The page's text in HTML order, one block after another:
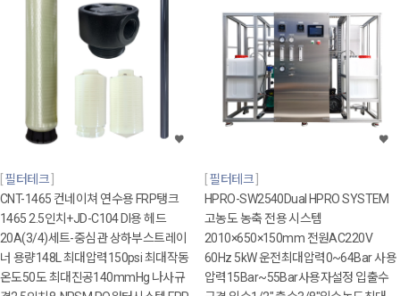
필터테크
CNT-1465 컨네이쳐 연수용 FRP탱크
1465 2.5인치+JD-C104 DI용 헤드
20A(3/4)세트-중심관 상하부스트레이
너 용량148L 최대압력150psi 최대작동
온도50도 최대진공140mmHg 나사규
필터테크
HPRO-SW2540Dual HPRO SYSTEM
고농도 농축 전용 시스템
2010×650×150mm 전원AC220V
60Hz 5kW 운전최대압력0~64Bar 사용
압력15Bar~55Bar사용자설정 입출수